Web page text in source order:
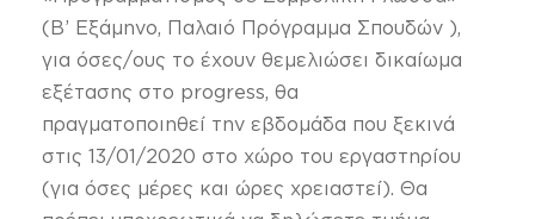
(Β’ Εξάμηνο, Παλαιό Πρόγραμμα Σπουδών ),
για όσες/ους το έχουν θεμελιώσει δικαίωμα
εξέτασης στο progress, θα
πραγματοποιηθεί την εβδομάδα που ξεκινά
στις 13/01/2020 στο χώρο του εργαστηρίου
(για όσες μέρες και ώρες χρειαστεί). Θα